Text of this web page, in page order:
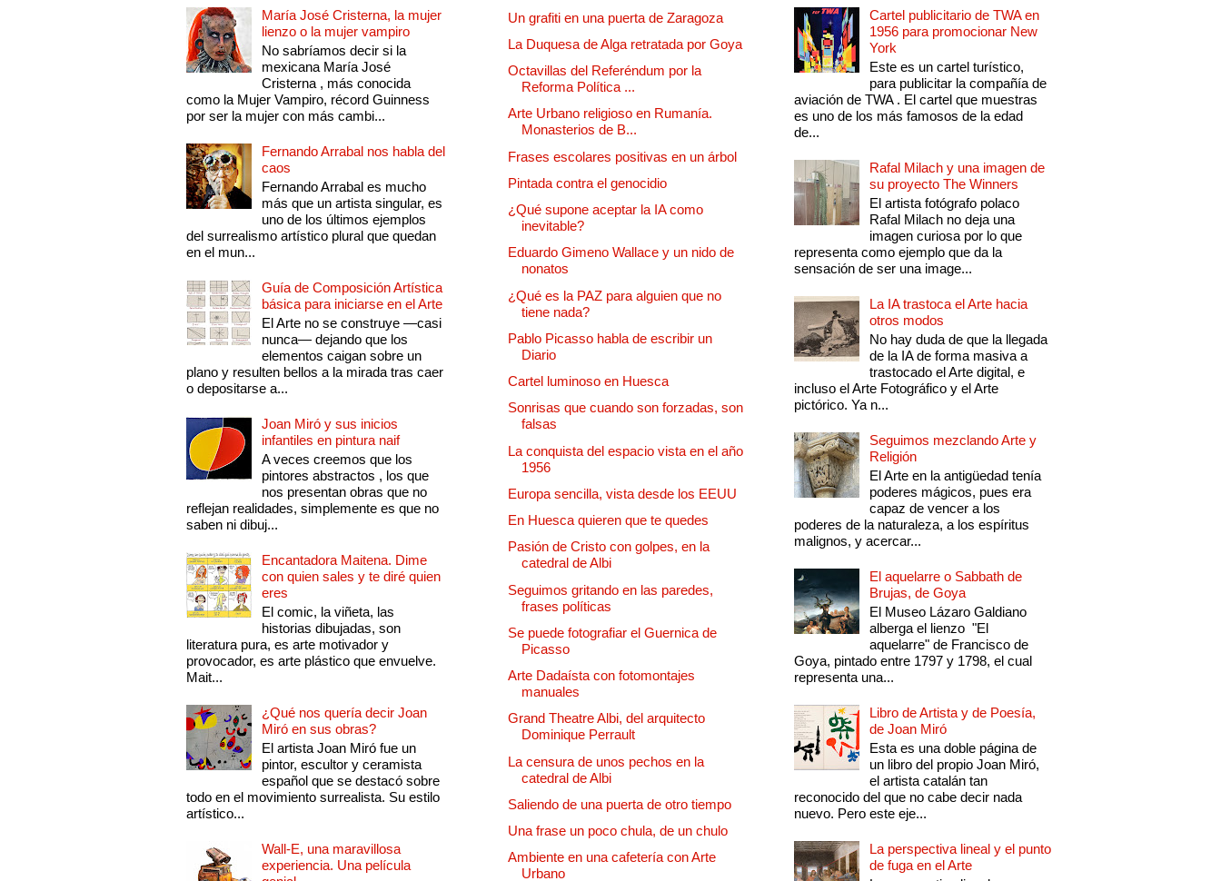
María José Cristerna, la mujer
lienzo o la mujer vampiro
No sabríamos decir si la
mexicana María José
Cristerna , más conocida
como la Mujer Vampiro, récord Guinness
por ser la mujer con más cambi...
Fernando Arrabal nos habla del
caos
Fernando Arrabal es mucho
más que un artista singular, es
uno de los últimos ejemplos
del surrealismo artístico plural que quedan
en el mun...
Guía de Composición Artística
básica para iniciarse en el Arte
El Arte no se construye —casi
nunca— dejando que los
elementos caigan sobre un
plano y resulten bellos a la mirada tras caer
o depositarse a...
Joan Miró y sus inicios
infantiles en pintura naif
A veces creemos que los
pintores abstractos , los que
nos presentan obras que no
reflejan realidades, simplemente es que no
saben ni dibuj...
Encantadora Maitena. Dime
con quien sales y te diré quien
eres
El comic, la viñeta, las
historias dibujadas, son
literatura pura, es arte motivador y
provocador, es arte plástico que envuelve.
Mait...
¿Qué nos quería decir Joan
Miró en sus obras?
El artista Joan Miró fue un
pintor, escultor y ceramista
español que se destacó sobre
todo en el movimiento surrealista. Su estilo
artístico...
Wall-E, una maravillosa
experiencia. Una película
Un grafiti en una puerta de Zaragoza
La Duquesa de Alga retratada por Goya
Octavillas del Referéndum por la
Reforma Política ...
Arte Urbano religioso en Rumanía.
Monasterios de B...
Frases escolares positivas en un árbol
Pintada contra el genocidio
¿Qué supone aceptar la IA como
inevitable?
Eduardo Gimeno Wallace y un nido de
nonatos
¿Qué es la PAZ para alguien que no
tiene nada?
Pablo Picasso habla de escribir un
Diario
Cartel luminoso en Huesca
Sonrisas que cuando son forzadas, son
falsas
La conquista del espacio vista en el año
1956
Europa sencilla, vista desde los EEUU
En Huesca quieren que te quedes
Pasión de Cristo con golpes, en la
catedral de Albi
Seguimos gritando en las paredes,
frases políticas
Se puede fotografiar el Guernica de
Picasso
Arte Dadaísta con fotomontajes
manuales
Grand Theatre Albi, del arquitecto
Dominique Perrault
La censura de unos pechos en la
catedral de Albi
Saliendo de una puerta de otro tiempo
Una frase un poco chula, de un chulo
Ambiente en una cafetería con Arte
Urbano
Cartel publicitario de TWA en
1956 para promocionar New
York
Este es un cartel turístico,
para publicitar la compañía de
aviación de TWA . El cartel que muestras
es uno de los más famosos de la edad
de...
Rafal Milach y una imagen de
su proyecto The Winners
El artista fotógrafo polaco
Rafal Milach no deja una
imagen curiosa por lo que
representa como ejemplo que da la
sensación de ser una image...
La IA trastoca el Arte hacia
otros modos
No hay duda de que la llegada
de la IA de forma masiva a
trastocado el Arte digital, e
incluso el Arte Fotográfico y el Arte
pictórico. Ya n...
Seguimos mezclando Arte y
Religión
El Arte en la antigüedad tenía
poderes mágicos, pues era
capaz de vencer a los
poderes de la naturaleza, a los espíritus
malignos, y acercar...
El aquelarre o Sabbath de
Brujas, de Goya
El Museo Lázaro Galdiano
alberga el lienzo "El
aquelarre" de Francisco de
Goya, pintado entre 1797 y 1798, el cual
representa una...
Libro de Artista y de Poesía,
de Joan Miró
Esta es una doble página de
un libro del propio Joan Miró,
el artista catalán tan
reconocido del que no cabe decir nada
nuevo. Pero este eje...
La perspectiva lineal y el punto
de fuga en el Arte